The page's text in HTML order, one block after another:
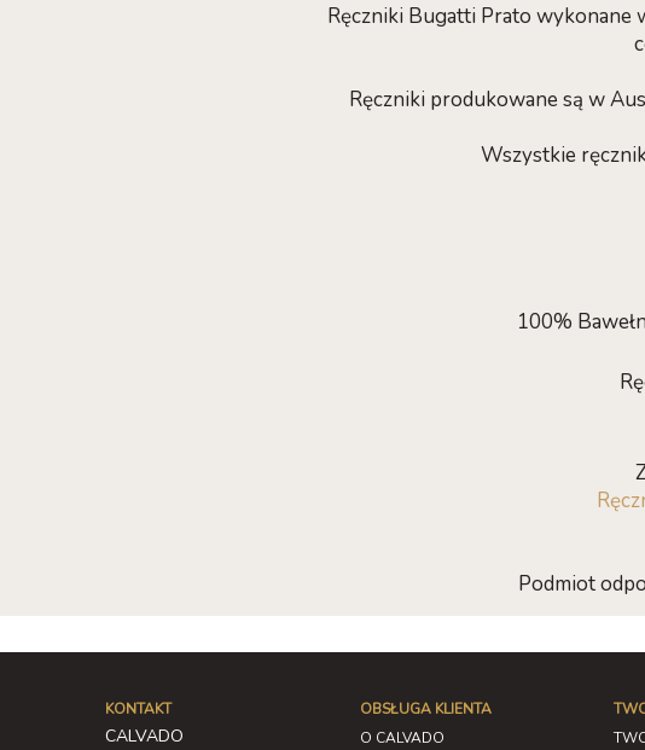
Ręczniki Bugatti Prato wykonane
Ręczniki produkowane są w
Wszystkie
100%
Podmiot
KONTAKT
CALVADO
OBSŁUGA KLIENTA
O CALVADO